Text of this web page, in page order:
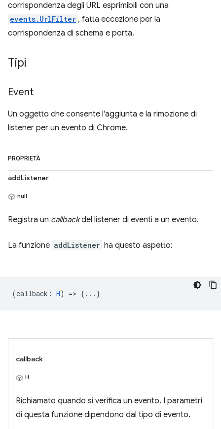
corrispondenza degli URL esprimibili con una
events.UrlFilter , fatta eccezione per la
corrispondenza di schema e porta.
Tipi
Event
Un oggetto che consente l'aggiunta e la rimozione di
listener per un evento di Chrome.
PROPRIETÀ
addListener
null
Registra un callbackdel listener di eventi a un evento.
La funzione addListener ha questo aspetto:
(callback : H) => {...}
callback
H
Richiamato quando si verifica un evento. I parametri
di questa funzione dipendono dal tipo di evento.